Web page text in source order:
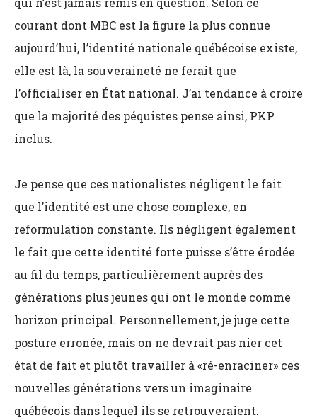
courant dont MBC est la figure la plus connue
aujourd’hui, l’identité nationale québécoise existe,
elle est là, la souveraineté ne ferait que
l’officialiser en État national. J’ai tendance à croire
que la majorité des péquistes pense ainsi, PKP
inclus.
Je pense que ces nationalistes négligent le fait
que l’identité est une chose complexe, en
reformulation constante. Ils négligent également
le fait que cette identité forte puisse s’être érodée
au fil du temps, particulièrement auprès des
générations plus jeunes qui ont le monde comme
horizon principal. Personnellement, je juge cette
posture erronée, mais on ne devrait pas nier cet
état de fait et plutôt travailler à «ré-enraciner» ces
nouvelles générations vers un imaginaire
québécois dans lequel ils se retrouveraient.